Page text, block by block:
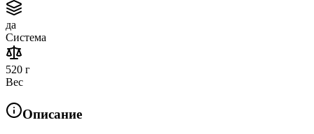
да
Система
520 г
Вес
Описание